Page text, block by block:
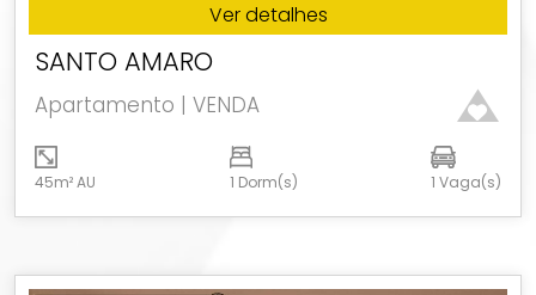
Ver detalhes
SANTO AMARO
Apartamento | VENDA
45m² AU 1 Dorm(s) 1 Vaga(s)